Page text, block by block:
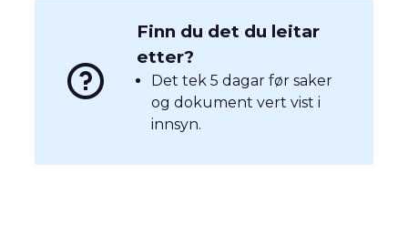
Finn du det du leitar
etter?
Det tek 5 dagar før saker
og dokument vert vist i
innsyn.